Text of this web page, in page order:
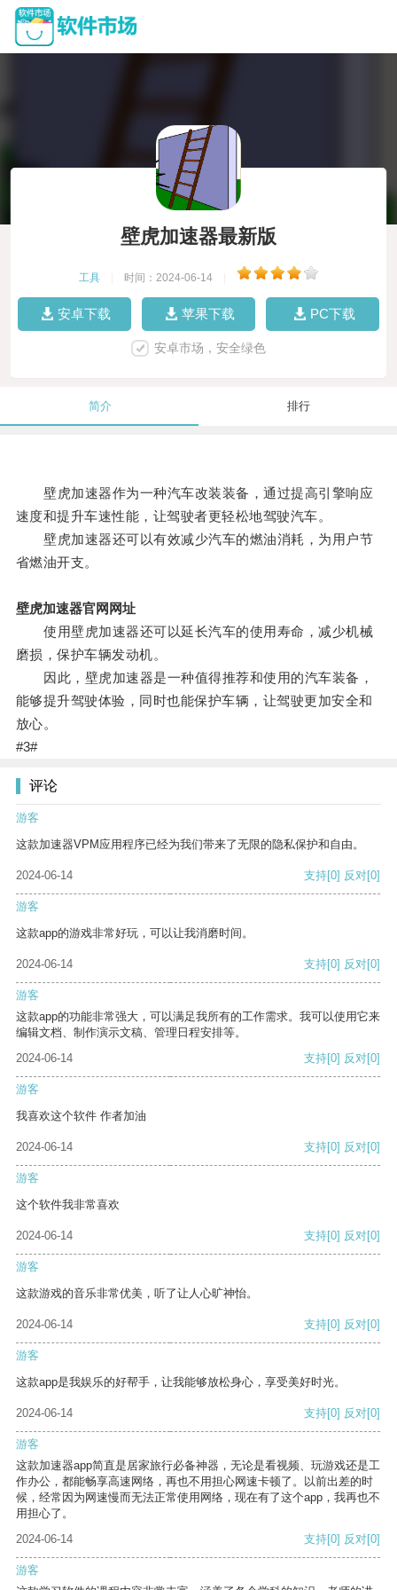
壁虎加速器最新版
工具 时间：2024-06-14
安卓下载 苹果下载 PC下载
安卓市场，安全绿色
简介 排行
壁虎加速器作为一种汽车改装装备，通过提高引擎响应
速度和提升车速性能，让驾驶者更轻松地驾驶汽车。
壁虎加速器还可以有效减少汽车的燃油消耗，为用户节
省燃油开支。
壁虎加速器官网网址
使用壁虎加速器还可以延长汽车的使用寿命，减少机械
磨损，保护车辆发动机。
因此，壁虎加速器是一种值得推荐和使用的汽车装备，
能够提升驾驶体验，同时也能保护车辆，让驾驶更加安全和
放心。
#3#
评论
游客
这款加速器VPM应用程序已经为我们带来了无限的隐私保护和自由。
2024-06-14 支持[0] 反对[0]
游客
这款app的游戏非常好玩，可以让我消磨时间。
2024-06-14 支持[0] 反对[0]
游客
这款app的功能非常强大，可以满足我所有的工作需求。我可以使用它来
编辑文档、制作演示文稿、管理日程安排等。
2024-06-14
支持[0] 反对[0]
游客
我喜欢这个软件 作者加油
2024-06-14 支持[0] 反对[0]
游客
这个软件我非常喜欢
2024-06-14 支持[0] 反对[0]
游客
这款游戏的音乐非常优美，听了让人心旷神怡。
2024-06-14 支持[0] 反对[0]
游客
这款app是我娱乐的好帮手，让我能够放松身心，享受美好时光。
2024-06-14 支持[0] 反对[0]
游客
这款加速器app简直是居家旅行必备神器，无论是看视频、玩游戏还是工
作办公，都能畅享高速网络，再也不用担心网速卡顿了。以前出差的时
候，经常因为网速慢而无法正常使用网络，现在有了这个app，我再也不
用担心了。
2024-06-14
支持[0] 反对[0]
游客